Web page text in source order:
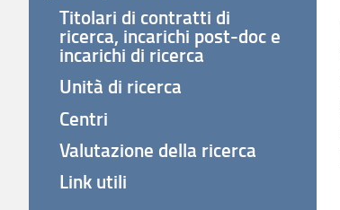
Titolari di contratti di
ricerca, incarichi post-doc e
incarichi di ricerca
Unità di ricerca
Centri
Valutazione della ricerca
Link utili